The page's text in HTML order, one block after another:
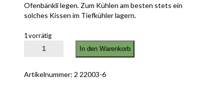
Ofenbänkli legen. Zum Kühlen am besten stets ein
solches Kissen im Tiefkühler lagern.
1 vorrätig
Traubenkern Kissen Love Menge
In den Warenkorb
Artikelnummer: 2 22003-6